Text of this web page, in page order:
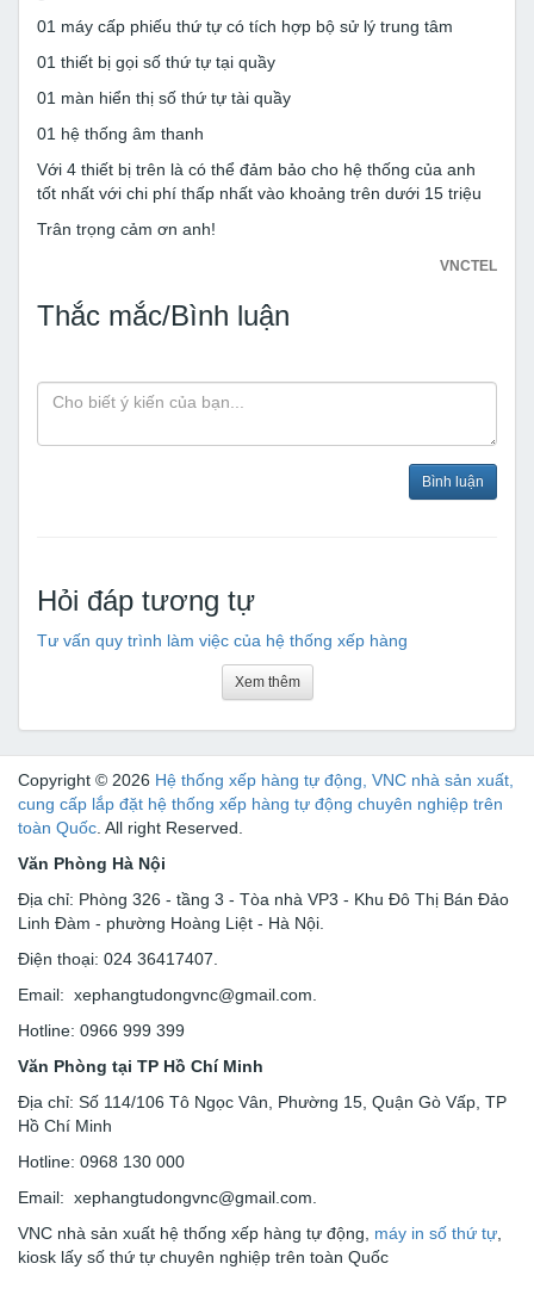
01 máy cấp phiếu thứ tự có tích hợp bộ sử lý trung tâm
01 thiết bị gọi số thứ tự tại quầy
01 màn hiển thị số thứ tự tài quầy
01 hệ thống âm thanh
Với 4 thiết bị trên là có thể đảm bảo cho hệ thống của anh
tốt nhất với chi phí thấp nhất vào khoảng trên dưới 15 triệu
Trân trọng cảm ơn anh!
VNCTEL
Thắc mắc/Bình luận
Bình luận
Hỏi đáp tương tự
Tư vấn quy trình làm việc của hệ thống xếp hàng
Xem thêm
Copyright © 2026 Hệ thống xếp hàng tự động, VNC nhà sản xuất,
cung cấp lắp đặt hệ thống xếp hàng tự động chuyên nghiệp trên
toàn Quốc . All right Reserved.
Văn Phòng Hà Nội
Địa chỉ: Phòng 326 - tầng 3 - Tòa nhà VP3 - Khu Đô Thị Bán Đảo
Linh Đàm - phường Hoàng Liệt - Hà Nội.
Điện thoại: 024 36417407.
Email: xephangtudongvnc@gmail.com.
Hotline: 0966 999 399
Văn Phòng tại TP Hồ Chí Minh
Địa chỉ: Số 114/106 Tô Ngọc Vân, Phường 15, Quận Gò Vấp, TP
Hồ Chí Minh
Hotline: 0968 130 000
Email: xephangtudongvnc@gmail.com.
VNC nhà sản xuất hệ thống xếp hàng tự động, máy in số thứ tự
kiosk lấy số thứ tự chuyên nghiệp trên toàn Quốc